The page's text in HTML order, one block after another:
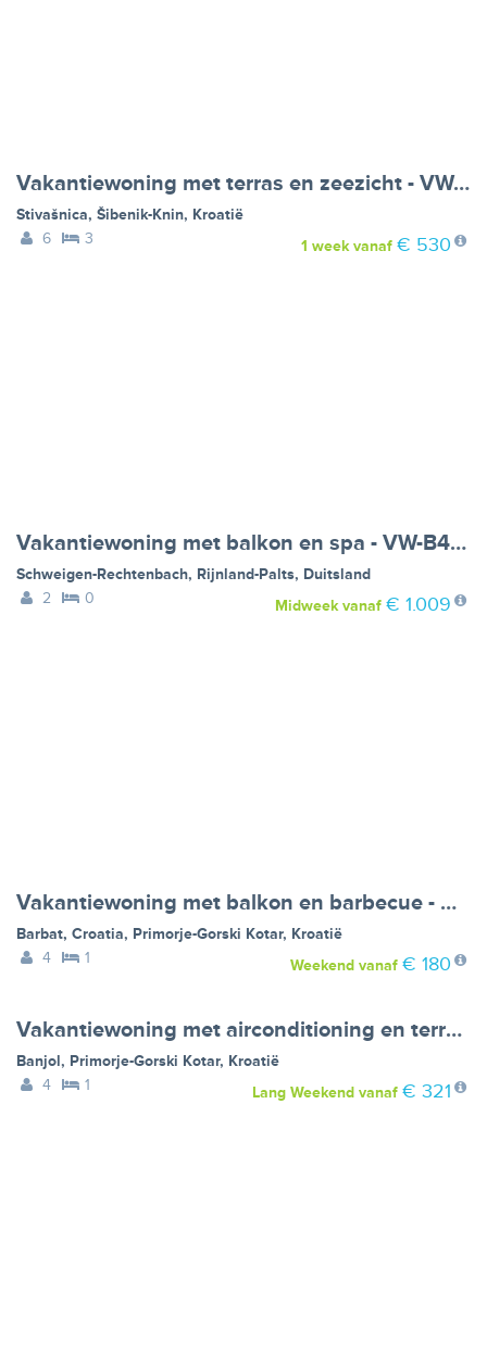
Vakantiewoning met terras en zeezicht - VW-462HC
Stivašnica, Šibenik-Knin, Kroatië
6
3 1 weekvanaf € 530
Vakantiewoning met balkon en spa - VW-B472Y
Schweigen-Rechtenbach, Rijnland-Palts, Duitsland
2
0 Midweekvanaf € 1.009
Vakantiewoning met balkon en barbecue - VW-ZTWCZ
Barbat, Croatia, Primorje-Gorski Kotar, Kroatië
4
1 Weekendvanaf € 180
Vakantiewoning met airconditioning en terras in Banjol - VW-PYCVM
Banjol, Primorje-Gorski Kotar, Kroatië
4
1 Lang Weekendvanaf € 321